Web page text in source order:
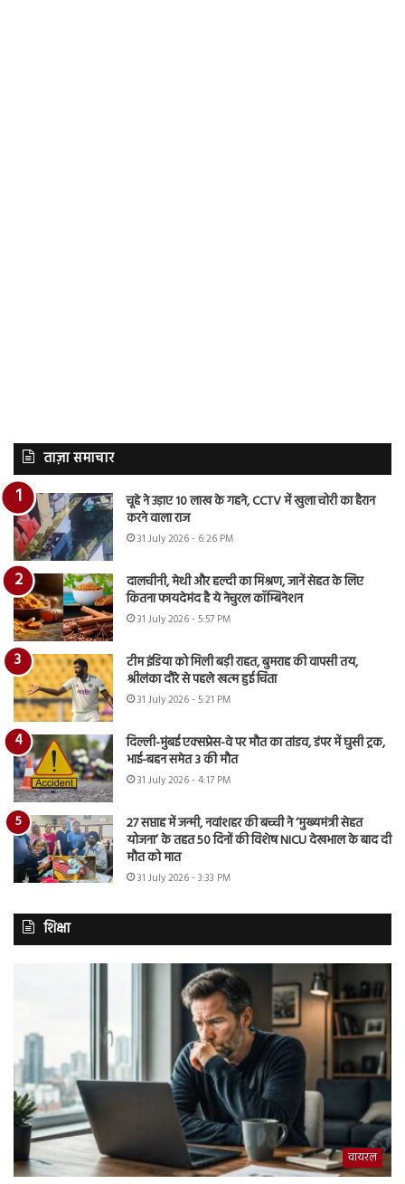
ताज़ा समाचार
चूहे ने उड़ाए 10 लाख के गहने, CCTV में खुला चोरी का हैरान
करने वाला राज
31 July 2026 - 6:26 PM
दालचीनी, मेथी और हल्दी का मिश्रण, जानें सेहत के लिए
कितना फायदेमंद है ये नेचुरल कॉम्बिनेशन
31 July 2026 - 5:57 PM
टीम इंडिया को मिली बड़ी राहत, बुमराह की वापसी तय,
श्रीलंका दौरे से पहले खत्म हुई चिंता
31 July 2026 - 5:21 PM
दिल्ली-मुंबई एक्सप्रेस-वे पर मौत का तांडव, डंपर में घुसी ट्रक,
भाई-बहन समेत 3 की मौत
31 July 2026 - 4:17 PM
27 सप्ताह में जन्मी, नवांशहर की बच्ची ने ‘मुख्यमंत्री सेहत
योजना’ के तहत 50 दिनों की विशेष NICU देखभाल के बाद दी
मौत को मात
31 July 2026 - 3:33 PM
शिक्षा
वायरल